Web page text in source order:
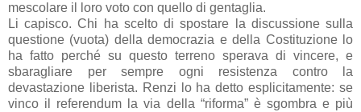
mescolare il loro voto con quello di gentaglia.
Li capisco. Chi ha scelto di spostare la discussione sulla
questione (vuota) della democrazia e della Costituzione lo
ha fatto perché su questo terreno sperava di vincere, e
sbaragliare per sempre ogni resistenza contro la
devastazione liberista. Renzi lo ha detto esplicitamente: se
vinco il referendum la via della “riforma” è sgombra e più